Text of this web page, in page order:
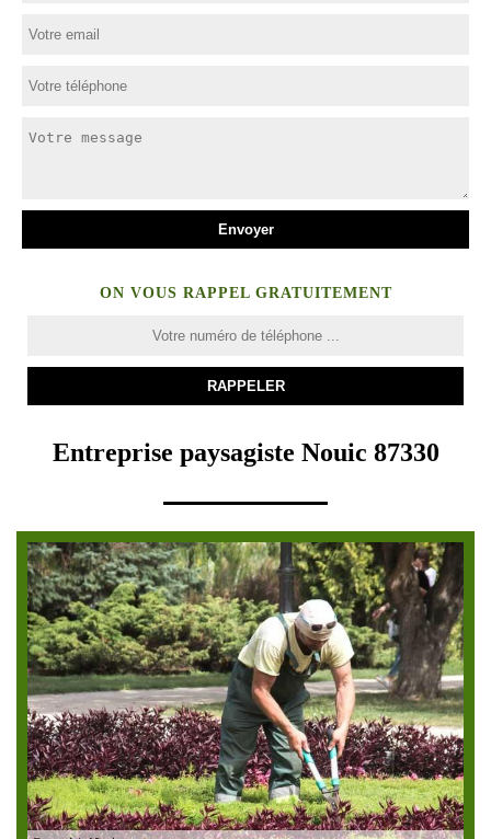
ON VOUS RAPPEL GRATUITEMENT
Entreprise paysagiste Nouic 87330